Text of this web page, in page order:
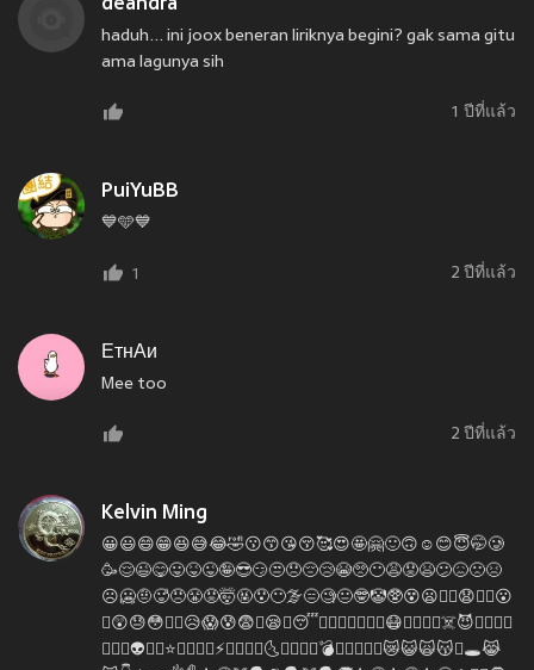
deandra
haduh... ini joox beneran liriknya begini? gak sama gitu
ama lagunya sih
1 ปีที่แล้ว
PuiYuBB
💙🩵💙
1 2 ปีที่แล้ว
ЕтнАи
Mee too
2 ปีที่แล้ว
Kelvin Ming
😀😃😄😁😆😅😂🤣😗😙😘😚🥰😍🤩🤗🙂🙃☺😊😇🤭🥲
🥳😌😉😋😛😝😜🤪😎😏😒😞😔😢😭🥺😶😩😟😫😕😖🙁😣
☹️🥶🤨🥵😠😤😡🤯🤬😯😶‍🌫️😑🧐😐🤓🤡🥸😵😦😵‍💫😧😮‍💨😮
🥱😲😓😳🤤🙄😥😱😰😨🤢😪🤐😴😬🤔🤥🤫🥴🤮🤠😷🤑🤧🤕🤒☠️😈💀👿👻👹
💩👺✨👽🌟👾⭐🤖💫🎃🔥⚡🐸🌝🌞🌚🌜🌛💦💥💨💣💢💯💢❌✅😿😺🙀😽🙉🕳️😹